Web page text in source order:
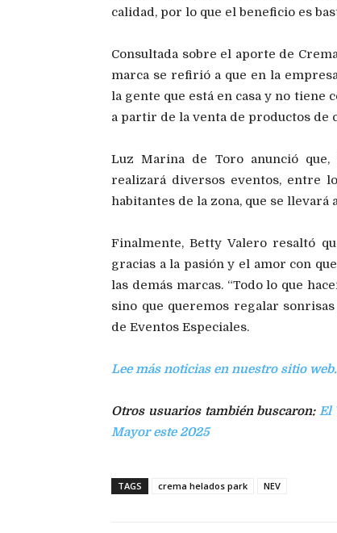
calidad, por lo que el beneficio es
Consultada sobre el aporte de
marca se refirió a que en la
la gente que está en casa y no
a partir de la venta de productos de
Luz Marina de Toro anunció
realizará diversos eventos, entre
habitantes de la zona, que se llevará
Finalmente, Betty Valero resaltó
gracias a la pasión y el amor con
las demás marcas. “Todo lo que
sino que queremos regalar
de Eventos Especiales.
Lee más noticias en nuestro sitio web.
Otros usuarios también buscaron:El
Mayor este 2025
TAGS crema helados park NEV